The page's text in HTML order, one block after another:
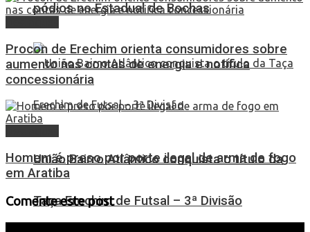
pódios no Estadual de Bochas
União Bairro Atlântico conquista o título da
Taça Erechim de Futsal – 3ª Divisão
Procon de Erechim orienta consumidores sobre
aumento nas contas de energia e notifica
concessionária
Homem é preso por porte ilegal de arma de fogo
em Aratiba
Comente este post